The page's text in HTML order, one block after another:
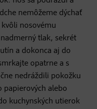
nemôžeme dýchať
nosovému
tlak, sekrét
a dokonca aj do
opatrne a s
nedráždili pokožku
papierových alebo
kuchynských utierok